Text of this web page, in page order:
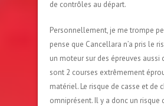
de contrôles au départ.
Personnellement, je me trompe
pense que Cancellara n’a pris le
un moteur sur des épreuves aussi
sont 2 courses extrêmement
matériel. Le risque de casse et de
omniprésent. Il y a donc un risque